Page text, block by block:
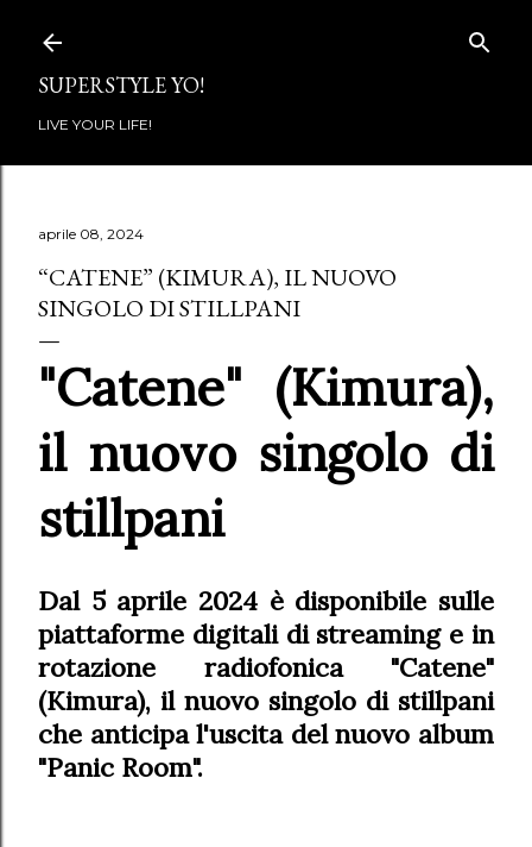
SUPERSTYLE YO!
LIVE YOUR LIFE!
aprile 08, 2024
“CATENE” (KIMURA), IL NUOVO
SINGOLO DI STILLPANI
"Catene" (Kimura),
il nuovo singolo di
stillpani
Dal 5 aprile 2024 è disponibile sulle
piattaforme digitali di streaming e in
rotazione radiofonica "Catene"
(Kimura), il nuovo singolo di stillpani
che anticipa l'uscita del nuovo album
"Panic Room".